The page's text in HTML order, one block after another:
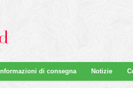
Informazioni di consegna Notizie